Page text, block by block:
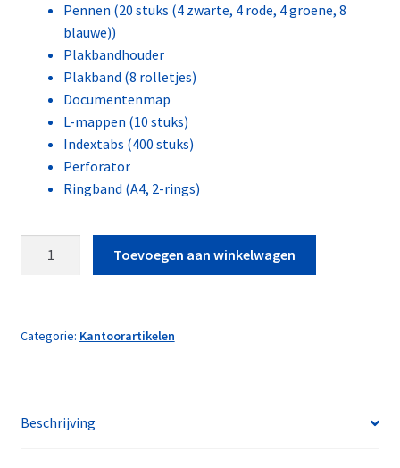
Pennen (20 stuks (4 zwarte, 4 rode, 4 groene, 8
blauwe))
Plakbandhouder
Plakband (8 rolletjes)
Documentenmap
L-mappen (10 stuks)
Indextabs (400 stuks)
Perforator
Ringband (A4, 2-rings)
Toevoegen aan winkelwagen
Categorie: Kantoorartikelen
Beschrijving